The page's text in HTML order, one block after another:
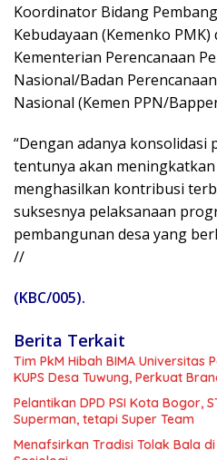
Koordinator Bidang
Kebudayaan (Kemenko
Kementerian Perencanaan
Nasional/Badan
Nasional (Kemen PPN/
“Dengan adanya konsolidasi
tentunya akan
menghasilkan kontribusi
suksesnya pelaksanaan
pembangunan desa yang
//
(KBC/005).
Berita Terkait
Tim PkM Hibah BIMA Universitas
KUPS Desa Tuwung, Perkuat
Pelantikan DPD PSI Kota Bogor,
Superman, tetapi Super Team
Menafsirkan Tradisi Tolak Bala